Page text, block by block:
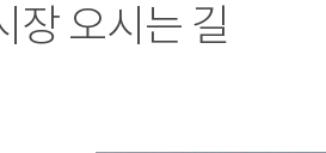
장 오시는 길